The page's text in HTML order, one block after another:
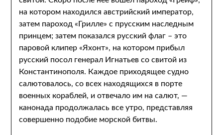
на котором находился австрийский император,
затем пароход «Грилле» с прусским наследным
принцем; затем показался русский флаг – это
паровой клипер «Яхонт», на котором прибыл
русский посол генерал Игнатьев со свитой из
Константинополя. Каждое приходящее судно
салютовалось, со всех находящихся в порте
военных кораблей, и отвечало им на салют, —
канонада продолжалась все утро, представляя
совершенно подобие морской битвы.